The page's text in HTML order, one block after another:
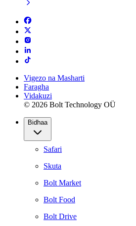
Vigezo na Masharti
Faragha
Vidakuzi
© 2026 Bolt Technology OÜ
Bidhaa
Safari
Skuta
Bolt Market
Bolt Food
Bolt Drive